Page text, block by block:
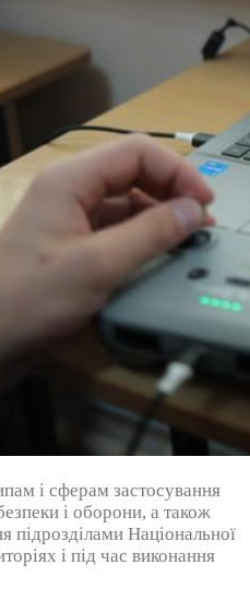
і сферам застосування
і оборони, а також
підрозділами Національної
і під час виконання